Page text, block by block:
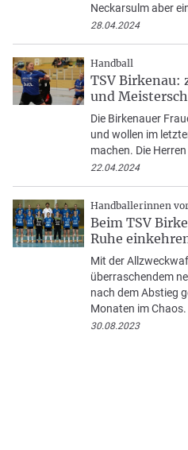
Neckarsulm aber
28.04.2024
Handball
TSV Birkenau:
und
Die Birkenauer
und wollen im
machen. Die
22.04.2024
Handballerinnen
Beim TSV
Ruhe
Mit der
überraschendem
nach dem Abstieg
Monaten im Chaos.
30.08.2023